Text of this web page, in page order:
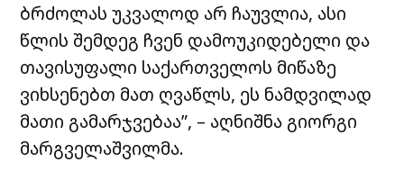
ბრძოლას უკვალოდ არ ჩაუვლია, ასი
წლის შემდეგ ჩვენ დამოუკიდებელი და
თავისუფალი საქართველოს მიწაზე
ვიხსენებთ მათ ღვაწლს, ეს ნამდვილად
მათი გამარჯვებაა”, – აღნიშნა გიორგი
მარგველაშვილმა.